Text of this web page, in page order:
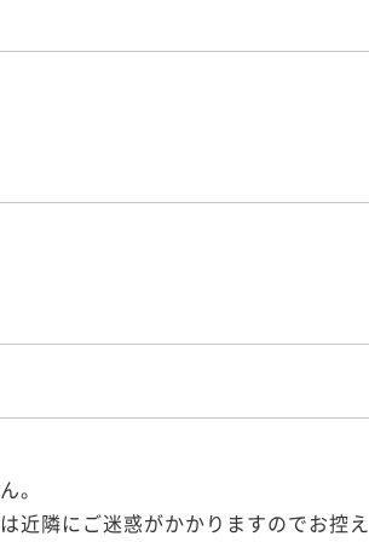
。
近隣にご迷惑がかかりますのでお控え